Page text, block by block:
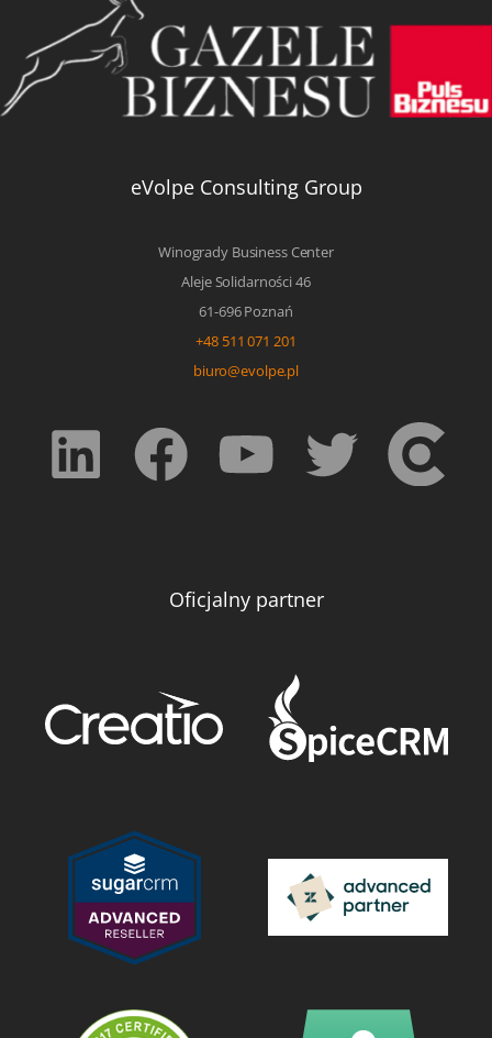
eVolpe Consulting Group
Winogrady Business Center
Aleje Solidarności 46
61-696 Poznań
+48 511 071 201
biuro@evolpe.pl
Oficjalny partner